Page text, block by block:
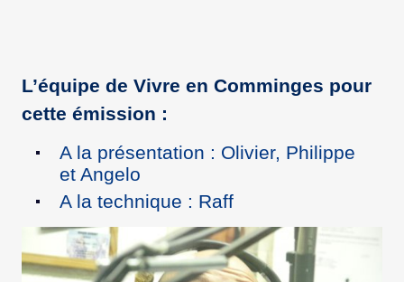
L’équipe de Vivre en Comminges pour
cette émission :
A la présentation : Olivier, Philippe
et Angelo
A la technique : Raff